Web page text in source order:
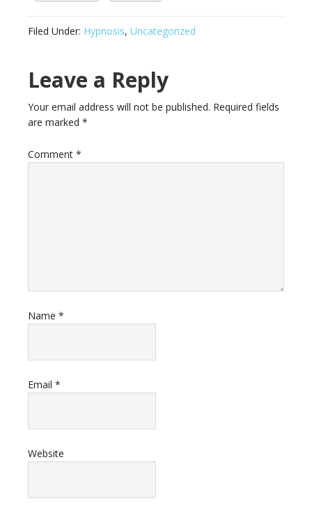
Filed Under: Hypnosis, Uncategorized
Leave a Reply
Your email address will not be published. Required fields
are marked *
Comment *
Name *
Email *
Website